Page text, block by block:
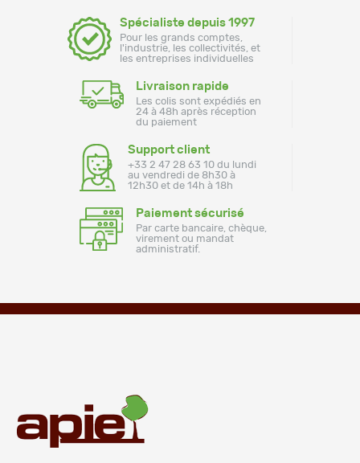
Spécialiste depuis 1997
Pour les grands comptes,
l'industrie, les collectivités, et
les entreprises individuelles
Livraison rapide
Les colis sont expédiés en
24 à 48h après réception
du paiement
Support client
+33 2 47 28 63 10 du lundi
au vendredi de 8h30 à
12h30 et de 14h à 18h
Paiement sécurisé
Par carte bancaire, chèque,
virement ou mandat
administratif.